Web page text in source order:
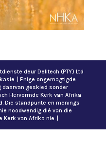
deur Delitech (PTY) Ltd
| Enige ongemagtigde
geskied sonder
Hervormde Kerk van Afrika
Die standpunte en menings
noodwendig dié van die
Kerk van Afrika nie. |